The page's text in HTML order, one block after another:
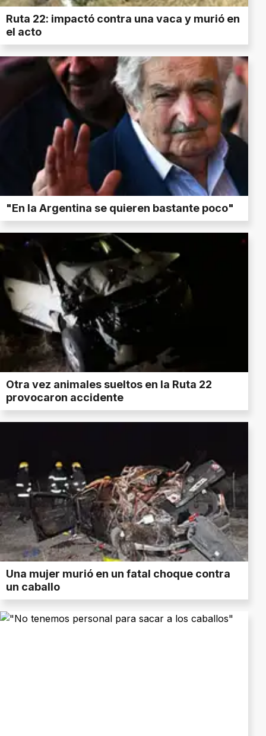
Ruta 22: impactó contra una vaca y murió en
el acto
"En la Argentina se quieren bastante poco"
Otra vez animales sueltos en la Ruta 22
provocaron accidente
Una mujer murió en un fatal choque contra
un caballo